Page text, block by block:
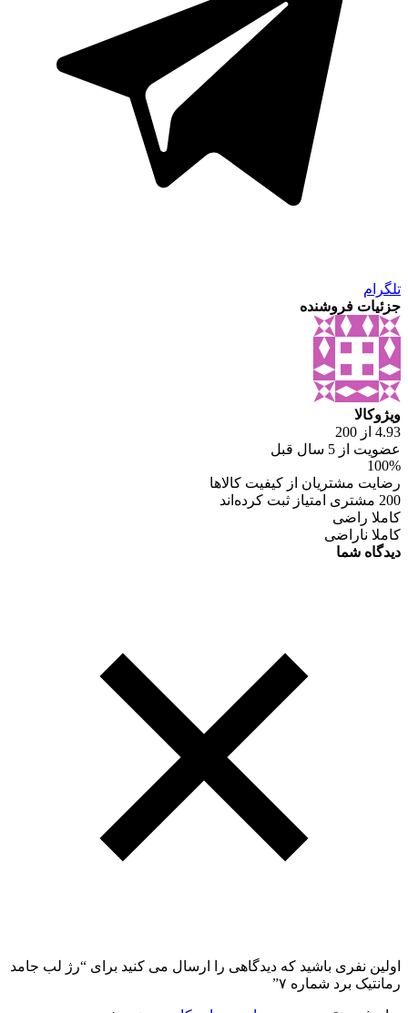
تلگرام
جزئیات فروشنده
ویژوکالا
4.93 از 200
عضویت از 5 سال قبل
100%
رضایت مشتریان از کیفیت کالاها
200 مشتری امتیاز ثبت کرده‌اند
کاملا راضی
کاملا ناراضی
دیدگاه شما
اولین نفری باشید که دیدگاهی را ارسال می کنید برای “رژ لب جامد
رمانتیک برد شماره ۷”